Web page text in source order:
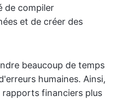
de compiler
et de créer des
beaucoup de temps
humaines. Ainsi,
rapports financiers plus